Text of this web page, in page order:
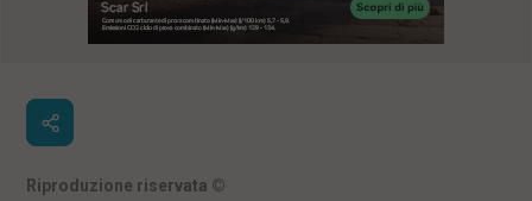
Riproduzione riservata ©